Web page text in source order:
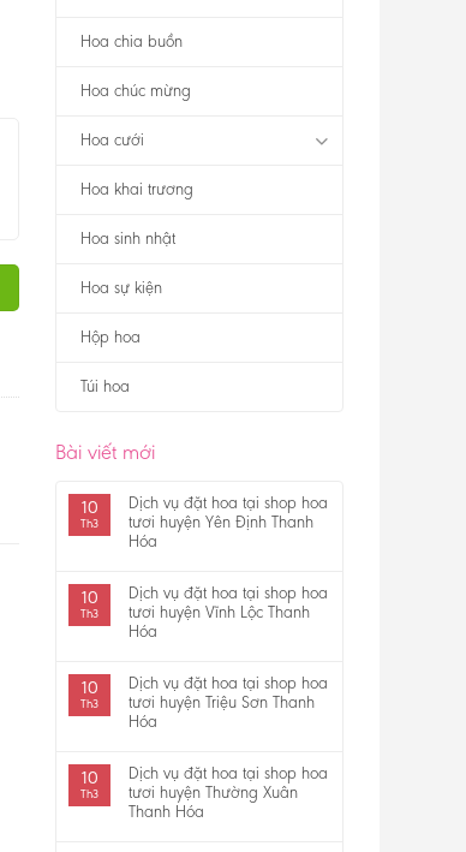
Hoa chia buồn
Hoa chúc mừng
Hoa cưới
Hoa khai trương
Hoa sinh nhật
Hoa sự kiện
Hộp hoa
Túi hoa
Bài viết mới
10
Th3
Dịch vụ đặt hoa tại shop hoa
tươi huyện Yên Định Thanh
Hóa
10
Th3
Dịch vụ đặt hoa tại shop hoa
tươi huyện Vĩnh Lộc Thanh
Hóa
10
Th3
Dịch vụ đặt hoa tại shop hoa
tươi huyện Triệu Sơn Thanh
Hóa
10
Th3
Dịch vụ đặt hoa tại shop hoa
tươi huyện Thường Xuân
Thanh Hóa